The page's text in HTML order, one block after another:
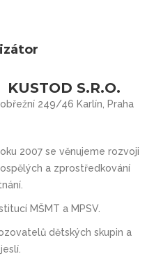
KUSTOD S.R.O.
249/46 Karlín, Praha
2007 se věnujeme rozvoji
a zprostředkování
MŠMT a MPSV.
ůdětských skupin a